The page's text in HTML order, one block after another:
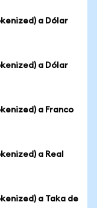
a Dólar
a Dólar
a Franco
a Real
a Taka de